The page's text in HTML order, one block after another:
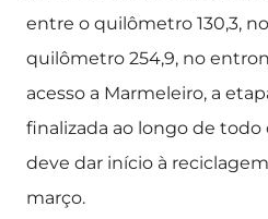
entre o quilômetro 130,3,
quilômetro 254,9, no
acesso a Marmeleiro, a
finalizada ao longo de todo
deve dar início à
março.